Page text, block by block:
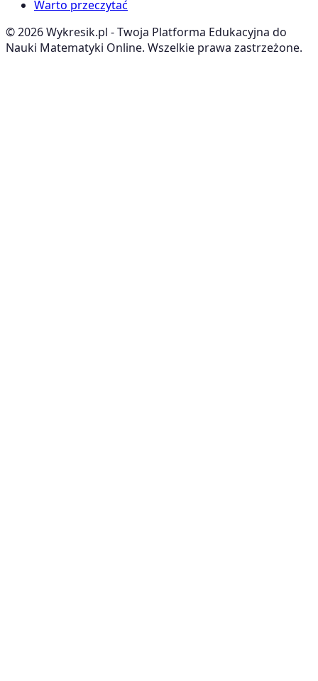
Warto przeczytać
©2026Wykresik.pl - Twoja Platforma Edukacyjna do
Nauki Matematyki Online. Wszelkie prawa zastrzeżone.